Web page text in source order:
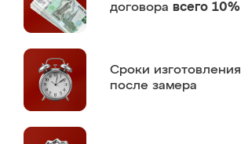
договора всего 10%
Сроки изготовления
после замера